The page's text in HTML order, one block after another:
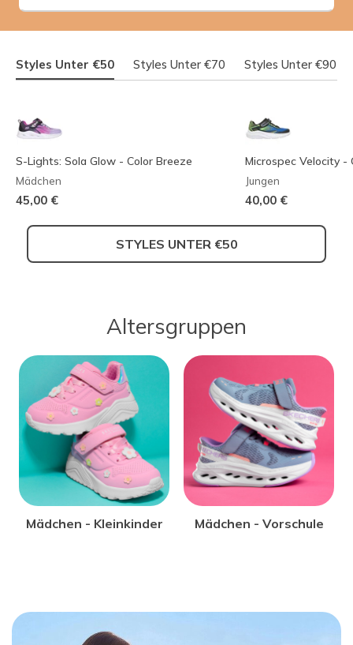
Styles Unter €50 Styles Unter €70 Styles Unter €90
S-Lights: Sola Glow - Color Breeze
Mädchen
45,00 €
Microspec Velocity -
Jungen
40,00 €
STYLES UNTER €50
60,00 €
Skechers Slip-ins:
Reduziert von
65,00 €auf
STYLES UNTER €70
Twinkle Toes: Twi-Lites 2.0 - Dreamy
Mädchen
Skechers Slip-ins:
75,00 €
STYLES UNTER €90
Altersgruppen
Mädchen - Kleinkinder Mädchen - Vorschule